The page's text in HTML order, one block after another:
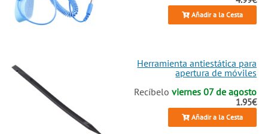
Añadir a la Cesta
Herramienta antiestática para
apertura de móviles
Recíbeloviernes 07 de agosto
1.95€
Añadir a la Cesta